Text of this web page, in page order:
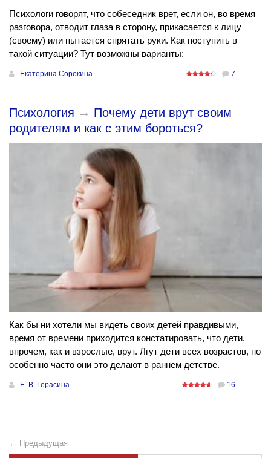
Психологи говорят, что собеседник врет, если он, во время
разговора, отводит глаза в сторону, прикасается к лицу
(своему) или пытается спрятать руки. Как поступить в
такой ситуации? Тут возможны варианты:
Екатерина Сорокина 7
Психология → Почему дети врут своим
родителям и как с этим бороться?
Как бы ни хотели мы видеть своих детей правдивыми,
время от времени приходится констатировать, что дети,
впрочем, как и взрослые, врут. Лгут дети всех возрастов, но
особенно часто они это делают в раннем детстве.
Е. В. Герасина 16
← Предыдущая